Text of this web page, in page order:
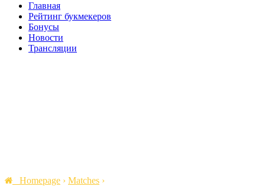
Главная
Рейтинг букмекеров
Бонусы
Новости
Трансляции
Homepage › Matches ›